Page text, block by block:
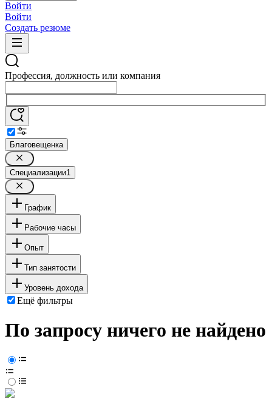
Войти
Войти
Создать резюме
Профессия, должность или компания
Благовещенка
Специализации1
График
Рабочие часы
Опыт
Тип занятости
Уровень дохода
Ещё фильтры
По запросу ничего не найдено